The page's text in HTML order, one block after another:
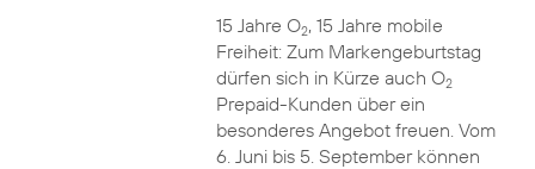
15 Jahre O2, 15 Jahre mobile
Freiheit: Zum Markengeburtstag
dürfen sich in Kürze auch O2
Prepaid-Kunden über ein
besonderes Angebot freuen. Vom
6. Juni bis 5. September können